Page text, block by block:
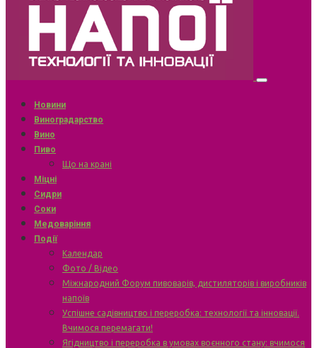
Новини
Виноградарство
Вино
Пиво
Що на крані
Міцні
Сидри
Соки
Медоваріння
Події
Календар
Фото / Відео
Міжнародний Форум пивоварів, дистиляторів і виробників
напоїв
Успішне садівництво і переробка: технології та інновації.
Вчимося перемагати!
Ягідництво і переробка в умовах воєнного стану: вчимося